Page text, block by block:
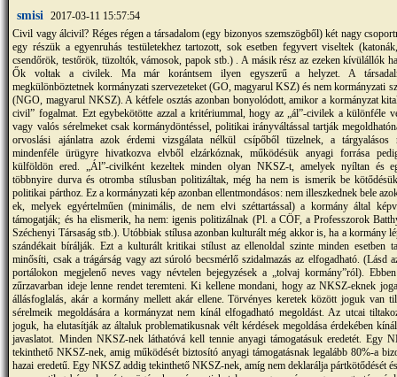
smisi 2017-03-11 15:57:54
Civil vagy álcivil? Réges régen a társadalom (egy bizonyos szemszögből) két nagy
egy részük a egyenruhás testületekhez tartozott, sok esetben fegyvert viseltek
csendőrök, testőrök, tüzoltók, vámosok, papok stb.) . A másik rész az ezeken kívülállók
Ők voltak a civilek. Ma már korántsem ilyen egyszerű a helyzet. A
megkülönböztetnek kormányzati szervezeteket (GO, magyarul KSZ) és nem kormányzati
(NGO, magyarul NKSZ). A kétfele osztás azonban bonyolódott, amikor a kormányzat
civil” fogalmat. Ezt egybekötötte azzal a kritériummal, hogy az „ál”-civilek a különféle
vagy valós sérelmeket csak kormánydöntéssel, politikai irányváltással tartják
orvoslási ajánlatra azok érdemi vizsgálata nélkül csípőből tüzelnek, a tárgyalásos
mindenféle ürügyre hivatkozva elvből elzárkóznak, működésük anyagi forrása
külföldön ered. „Ál”-civilként kezeltek minden olyan NKSZ-t, amelyek nyíltan és
többnyire durva és otromba stílusban politizáltak, még ha nem is ismerik be
politikai párthoz. Ez a kormányzati kép azonban ellentmondásos: nem illeszkednek bele
ek, melyek egyértelműen (minimális, de nem elvi széttartással) a kormány által
támogatják; és ha elismerik, ha nem: igenis politizálnak (Pl. a CÖF, a Professzorok
Széchenyi Társaság stb.). Utóbbiak stílusa azonban kulturált még akkor is, ha a kormány
szándékait bírálják. Ezt a kulturált kritikai stílust az ellenoldal szinte minden esetben
minősíti, csak a trágárság vagy azt súroló becsmérlő szidalmazás az elfogadható. (Lásd
portálokon megjelenő neves vagy névtelen bejegyzések a „tolvaj kormány”ról).
zűrzavarban ideje lenne rendet teremteni. Ki kellene mondani, hogy az NKSZ-eknek
állásfoglalás, akár a kormány mellett akár ellene. Törvényes keretek között joguk van
sérelmeik megoldására a kormányzat nem kínál elfogadható megoldást. Az utcai
joguk, ha elutasítják az általuk problematikusnak vélt kérdések megoldása érdekében
javaslatot. Minden NKSZ-nek láthatóvá kell tennie anyagi támogatásuk eredetét. Egy
tekinthető NKSZ-nek, amig működését biztosító anyagi támogatásnak legalább 80%-a
hazai eredetű. Egy NKSZ addig tekinthető NKSZ-nek, amíg nem deklarálja pártkötődését